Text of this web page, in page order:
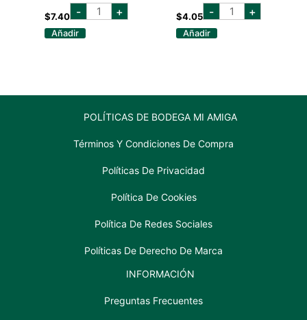
$7.40 - COLLS
SALCHICHA
+
Añadir
$4.05 - GOURMAR
MARISCOS
+
Añadir
POLÍTICAS DE BODEGA MI AMIGA
Términos Y Condiciones De Compra
Políticas De Privacidad
Política De Cookies
Política De Redes Sociales
Políticas De Derecho De Marca
INFORMACIÓN
Preguntas Frecuentes